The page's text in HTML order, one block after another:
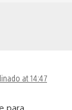
at 14:47
para